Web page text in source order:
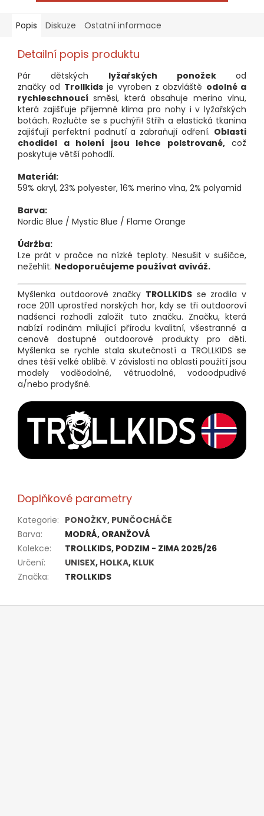
Popis Diskuze Ostatní informace
Detailní popis produktu
Pár dětských lyžařských ponožek od
značky od Trollkidsje vyroben z obzvláště odolné a
rychleschnoucí směsi, která obsahuje merino vlnu,
která zajišťuje příjemné klima pro nohy i v lyžařských
botách. Rozlučte se s puchýři! Střih a elastická tkanina
zajišťují perfektní padnutí a zabraňují odření. Oblasti
chodidel a holení jsou lehce polstrované,což
poskytuje větší pohodlí.
Materiál:
59% akryl, 23% polyester, 16% merino vlna, 2% polyamid
Barva:
Nordic Blue / Mystic Blue / Flame Orange
Údržba:
Lze prát v pračce na nízké teploty. Nesušit v sušičce,
nežehlit. Nedoporučujeme používat aviváž.
Myšlenka outdoorové značky TROLLKIDS se zrodila v
roce 2011 uprostřed norských hor, kdy se tři outdooroví
nadšenci rozhodli založit tuto značku. Značku, která
nabízí rodinám milující přírodu kvalitní, všestranné a
cenově dostupné outdoorové produkty pro děti.
Myšlenka se rychle stala skutečností a TROLLKIDS se
dnes těší velké oblibě. V závislosti na oblasti použití jsou
modely voděodolné, větruodolné, vodoodpudivé
a/nebo prodyšné.
Doplňkové parametry
Kategorie: PONOŽKY, PUNČOCHÁČE
Barva:
MODRÁ, ORANŽOVÁ
Kolekce:
TROLLKIDS, PODZIM - ZIMA 2025/26
Určení: UNISEX, HOLKA, KLUK
Značka: TROLLKIDS
Z